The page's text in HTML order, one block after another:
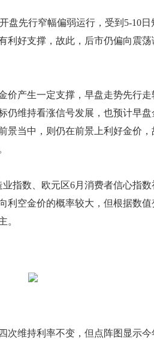
先行窄幅偏弱运行，受到5-10日
利好支撑，故此，后市仍偏向震
产生一定支撑，早盘走势先行走
仍维持看涨信号发展，也预计早
景当中，则仍在前景上利好金价
数、欧元区6月消费者信心指数
利空金价的概率较大，但根据数
。
维持利率不变，但点阵图显示今